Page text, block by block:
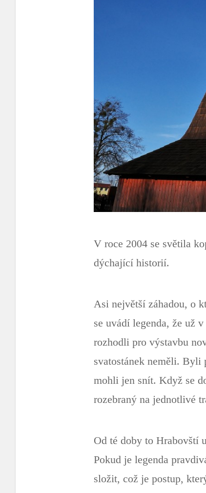
V roce 2004 se světila
dýchající historií.
Asi největší záhadou, o
se uvádí legenda, že už
rozhodli pro výstavbu
svatostánek neměli. Byli
mohli jen snít. Když se
rozebraný na jednotlivé
Od té doby to Hrabovští
Pokud je legenda
složit, což je postup,